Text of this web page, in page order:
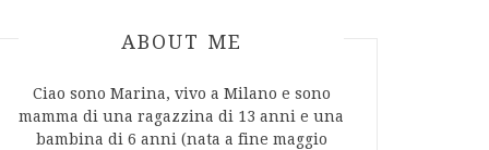
ABOUT AUTHOR
ABOUT ME
Ciao sono Marina, vivo a Milano e sono
mamma di una ragazzina di 13 anni e una
bambina di 6 anni (nata a fine maggio